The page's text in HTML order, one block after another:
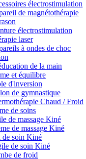
électrostimulation
de magnétothérapie
électrostimulation
laser
à ondes de choc
de la main
et équilibre
d'inversion
de gymnastique
Chaud / Froid
de soins
de massage Kiné
de massage Kiné
de soin Kiné
de soin Kiné
de froid